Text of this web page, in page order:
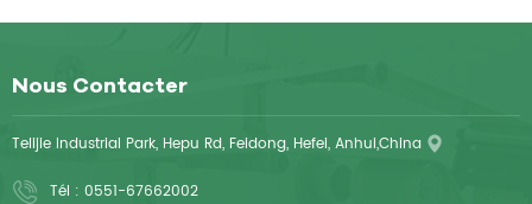
Nous Contacter
Telijie Industrial Park, Hepu Rd, Feidong, Hefei, Anhui,China
Tél : 0551-67662002